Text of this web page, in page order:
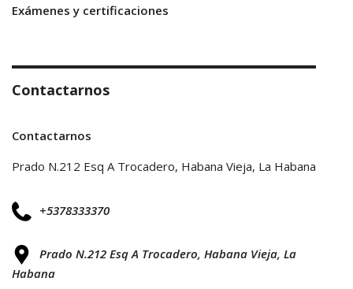
Exámenes y certificaciones
Contactarnos
Contactarnos
Prado N.212 Esq A Trocadero, Habana Vieja, La Habana
+5378333370
Prado N.212 Esq A Trocadero, Habana Vieja, La
Habana